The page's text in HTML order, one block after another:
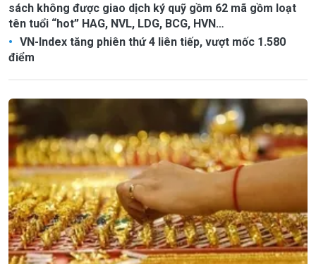
sách không được giao dịch ký quỹ gồm 62 mã gồm loạt
tên tuổi “hot” HAG, NVL, LDG, BCG, HVN…
VN-Index tăng phiên thứ 4 liên tiếp, vượt mốc 1.580
điểm